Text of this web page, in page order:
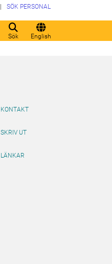
Sök English
SÖK PERSONAL
KONTAKT
SKRIV UT
LÄNKAR